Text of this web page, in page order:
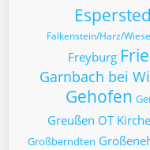
Falkenstein/Harz/
Freyburg
Garnbach bei
Gehofen
Greußen OT
Großberndten